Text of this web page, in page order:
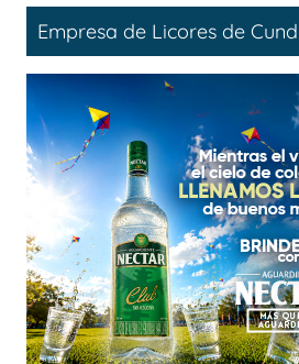
Empresa de Licores de